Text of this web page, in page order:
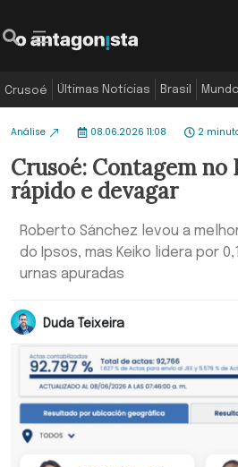
Crusoé Últimas Notícias Brasil Mundo
Análise 08.06.2026 11:08 2
Crusoé: Contagem no
rápido e devagar
Roberto Sánchez levou a
do Ipsos, mas Keiko lidera por
urnas apuradas
Duda Teixeira